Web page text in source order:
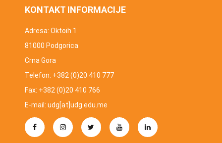
KONTAKT INFORMACIJE
Adresa: Oktoih 1
81000 Podgorica
Crna Gora
Telefon: +382 (0)20 410 777
Fax: +382 (0)20 410 766
E-mail: udg[at]udg.edu.me